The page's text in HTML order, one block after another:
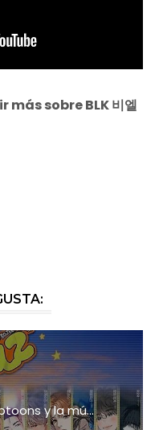
sobre BLK 비엘
y la mú...